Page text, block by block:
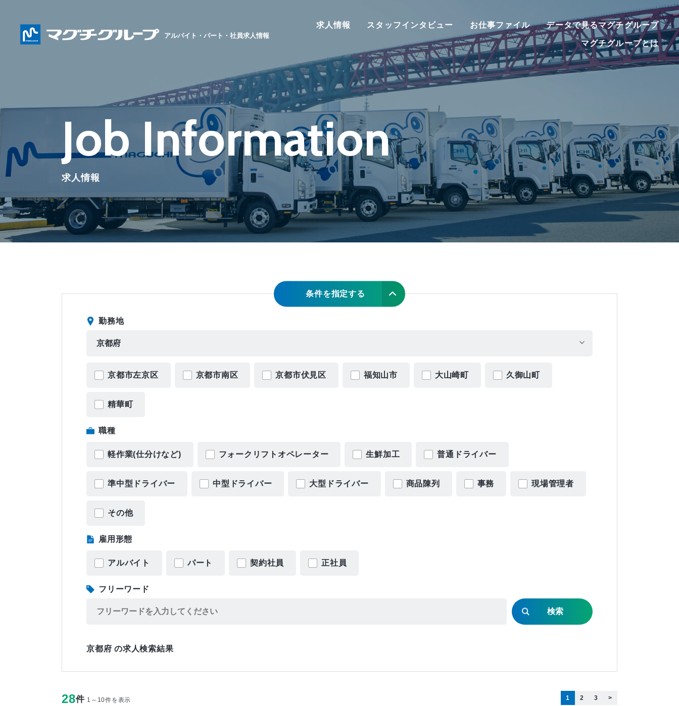
アルバイト・パート・社員求人情報
求人情報 スタッフインタビュー お仕事ファイル データで見るマグチグループ
マグチグループとは
Job Information
求人情報
条件を指定する
勤務地
京都市左京区 京都市南区 京都市伏見区 福知山市 大山崎町 久御山町
精華町
職種
軽作業(仕分けなど) フォークリフトオペレーター 生鮮加工 普通ドライバー
準中型ドライバー 中型ドライバー 大型ドライバー 商品陳列 事務 現場管理者
その他
雇用形態
アルバイト パート 契約社員 正社員
フリーワード
京都府 の求人検索結果
28件 1～10件を表示 1 2 3 >